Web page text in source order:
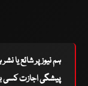
ہم نیوز پر شائع یا
پیشگی اجازت کسی